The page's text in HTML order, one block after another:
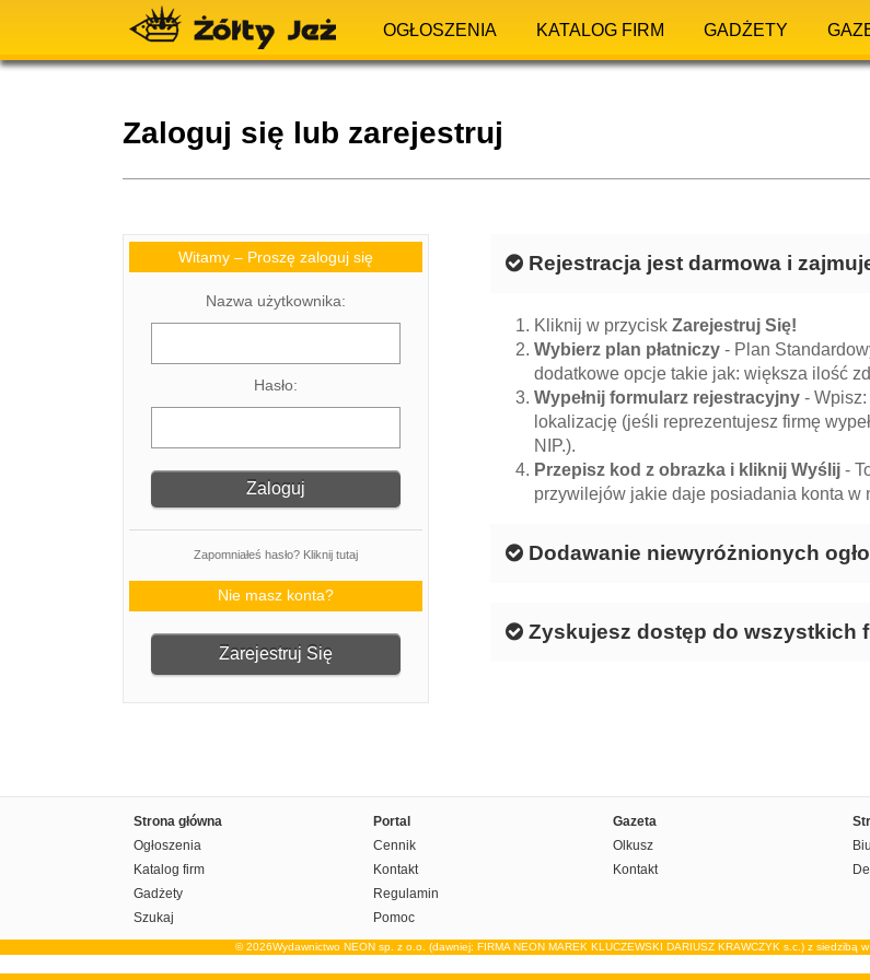
OGŁOSZENIA KATALOG FIRM GADŻETY
Zaloguj się lub zarejestruj
Witamy – Proszę zaloguj się
Nazwa użytkownika:
Hasło:
Zapomniałeś hasło? Kliknij tutaj
Nie masz konta?
Zarejestruj Się
Rejestracja jest darmowa i
Kliknij w przycisk Zarejestruj Się!
Wybierz plan płatniczy - Plan
dodatkowe opcje takie jak: większa ilość
Wypełnij formularz rejestracyjny -
lokalizację (jeśli reprezentujesz firmę
NIP.).
Przepisz kod z obrazka i kliknij Wyślij -
przywilejów jakie daje posiadania konta w
Dodawanie niewyróżnionych
Zyskujesz dostęp do wszystkich
Strona główna
Ogłoszenia
Katalog firm
Gadżety
Szukaj
Portal
Cennik
Kontakt
Regulamin
Pomoc
Gazeta
Olkusz
Kontakt
© 2026Wydawnictwo NEON sp. z o.o. (dawniej: FIRMA NEON MAREK KLUCZEWSKI DARIUSZ KRAWCZYK s.c.) z siedzibą